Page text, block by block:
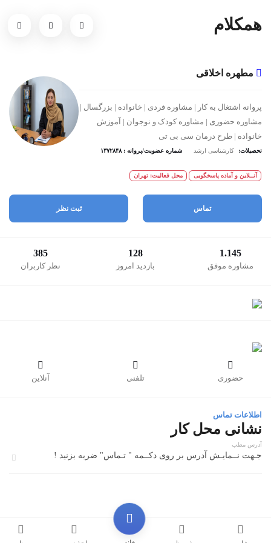
همکلام
مطهره اخلاقی
پروانه اشتغال به کار | مشاوره فردی | خانواده | بزرگسال |
مشاوره حضوری | مشاوره کودک و نوجوان | آموزش
خانواده | طرح درمان سی بی تی
تحصیلات: کارشناسی ارشد شماره عضویت/پروانه : ۱۳۷۲۸۴۸
آنــلاین و آماده پاسخگویی محل فعالیت: تهران
تماس ثبت نظر
1.145
مشاوره موفق
128
بازدید امروز
385
نظر کاربران

حضوری

تلفنی

آنلاین
اطلاعات تماس
نشانی محل کار
آدرس مطب
جـهت نــمایـش آدرس بر روی دکــمه " تـماس" ضربه بزنید !